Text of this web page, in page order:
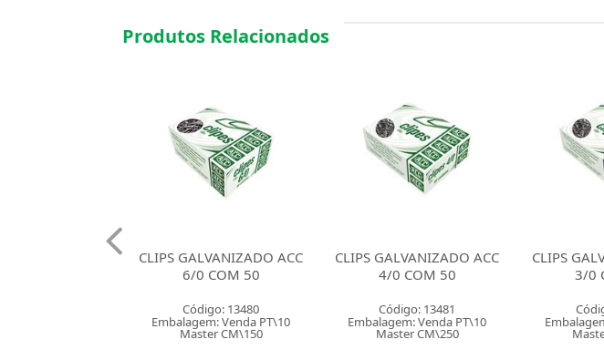
Produtos Relacionados
CLIPS GALVANIZADO ACC
4/0 COM 50
Código: 13481
Embalagem: Venda PT\10
Master CM\250
CLIPS GALVANIZADO ACC
3/0 COM 50
Código: 13482
Embalagem: Venda PT\10
Master CM\250
CLIPS
2/0